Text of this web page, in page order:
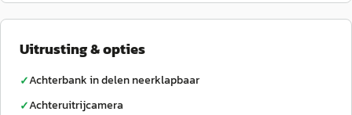
Uitrusting & opties
✓Achterbank in delen neerklapbaar
✓Achteruitrijcamera